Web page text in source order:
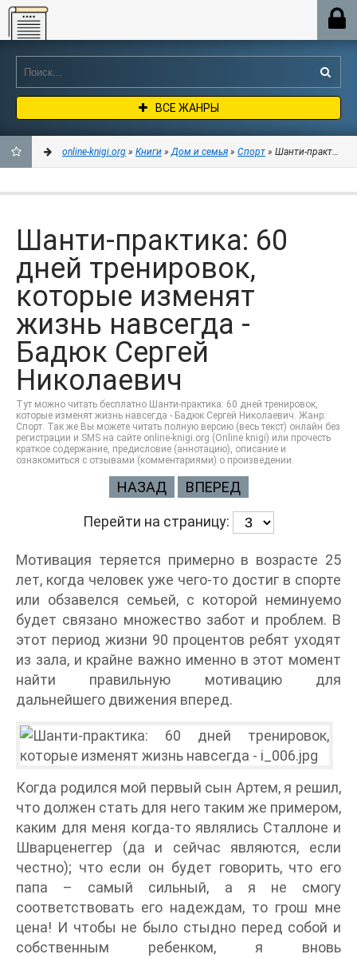
Online-knigi.org
ВСЕ ЖАНРЫ
ЗАКЛАДКИ
online-knigi.org » Книги »Дом и семья » Спорт » Шанти-практика:
Шанти-практика: 60
дней тренировок,
которые изменят
жизнь навсегда -
Бадюк Сергей
Николаевич
Тут можно читать бесплатно Шанти-практика: 60 дней тренировок,
которые изменят жизнь навсегда - Бадюк Сергей Николаевич. Жанр:
Спорт. Так же Вы можете читать полную версию (весь текст) онлайн без
регистрации и SMS на сайте online-knigi.org (Online knigi) или прочесть
краткое содержание, предисловие (аннотацию), описание и
ознакомиться с отзывами (комментариями) о произведении.
НАЗАД ВПЕРЕД
Перейти на страницу:
Мотивация теряется примерно в возрасте 25
лет, когда человек уже чего-то достиг в спорте
или обзавелся семьей, с которой неминуемо
будет связано множество забот и проблем. В
этот период жизни 90 процентов ребят уходят
из зала, и крайне важно именно в этот момент
найти правильную мотивацию для
дальнейшего движения вперед.
Когда родился мой первый сын Артем, я решил,
что должен стать для него таким же примером,
каким для меня когда-то являлись Сталлоне и
Шварценеггер (да и сейчас являются, если
честно); что если он будет говорить, что его
папа – самый сильный, а я не смогу
соответствовать его надеждам, то грош мне
цена! И чтобы не было стыдно перед собой и
собственным ребенком, я вновь